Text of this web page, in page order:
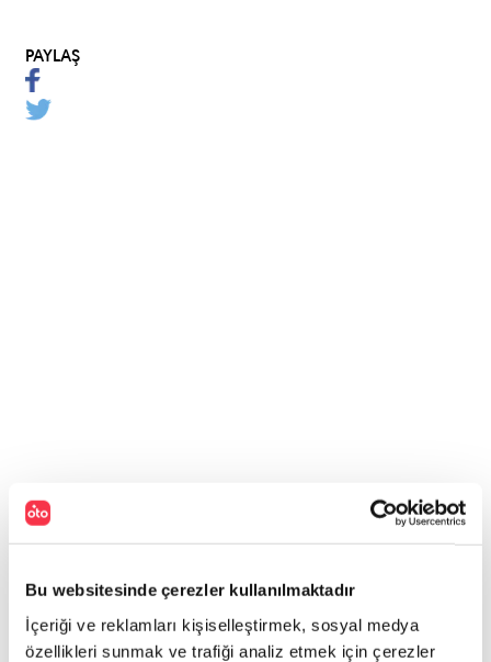
Bu websitesinde çerezler kullanılmaktadır
İçeriği ve reklamları kişiselleştirmek, sosyal medya
özellikleri sunmak ve trafiği analiz etmek için çerezler
PAYLAŞ